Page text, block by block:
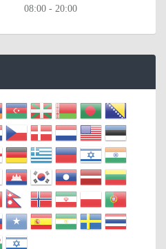
08:00 - 20:00